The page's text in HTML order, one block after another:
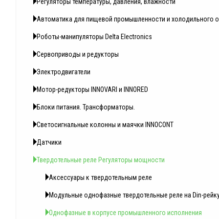
Регуляторы температуры, давления, влажности
Автоматика для пищевой промышленности и холодильного
Роботы-манипуляторы Delta Electronics
Сервоприводы и редукторы
Электродвигатели
Мотор-редукторы INNOVARI и INNORED
Блоки питания. Трансформаторы.
Светосигнальные колонны и маячки INNOCONT
Датчики
Твердотельные реле Регуляторы мощности
Аксессуары к твердотельным реле
Модульные однофазные твердотельные реле на Din-
Однофазные в корпусе промышленного исполнения